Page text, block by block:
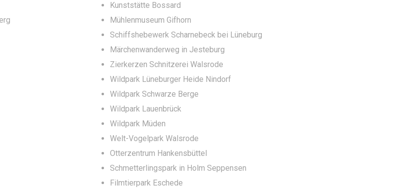
Kunststätte Bossard
Mühlenmuseum Gifhorn
Schiffshebewerk Scharnebeck bei Lüneburg
Märchenwanderweg in Jesteburg
Zierkerzen Schnitzerei Walsrode
Wildpark Lüneburger Heide Nindorf
Wildpark Schwarze Berge
Wildpark Lauenbrück
Wildpark Müden
Welt-Vogelpark Walsrode
Otterzentrum Hankensbüttel
Schmetterlingspark in Holm Seppensen
Filmtierpark Eschede